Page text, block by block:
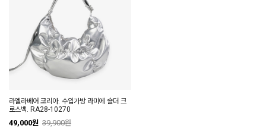
라엘라베어 코리아. 수입가방 라미에 숄더 크
로스백. RA28-10270
49,000원 39,900원